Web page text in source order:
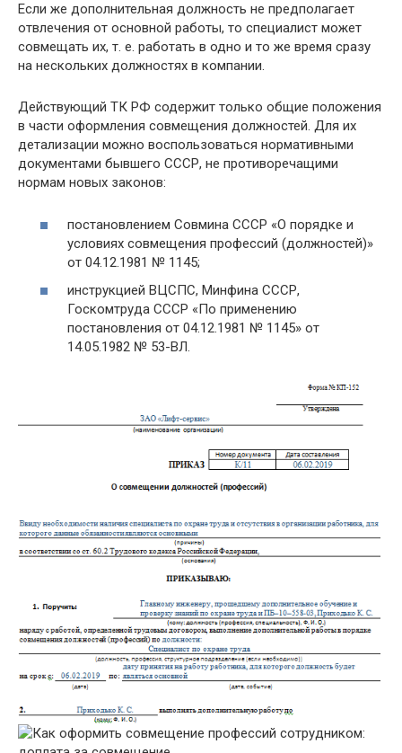
Если же дополнительная должность не предполагает
отвлечения от основной работы, то специалист может
совмещать их, т. е. работать в одно и то же время сразу
на нескольких должностях в компании.
Действующий ТК РФ содержит только общие положения
в части оформления совмещения должностей. Для их
детализации можно воспользоваться нормативными
документами бывшего СССР, не противоречащими
нормам новых законов:
постановлением Совмина СССР «О порядке и
условиях совмещения профессий (должностей)»
от 04.12.1981 № 1145;
инструкцией ВЦСПС, Минфина СССР,
Госкомтруда СССР «По применению
постановления от 04.12.1981 № 1145» от
14.05.1982 № 53-ВЛ.